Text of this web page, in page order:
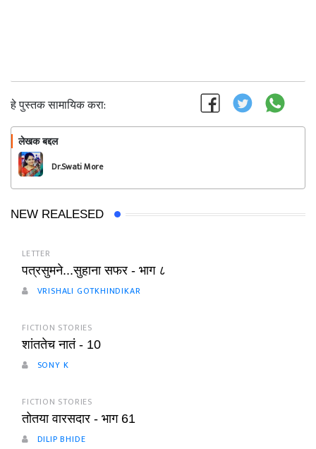
हे पुस्तक सामायिक करा:
लेखक बद्दल
Dr.Swati More
NEW REALESED
LETTER
पत्रसुमने...सुहाना सफर - भाग ८
VRISHALI GOTKHINDIKAR
FICTION STORIES
शांततेच नातं - 10
SONY K
FICTION STORIES
तोतया वारसदार - भाग 61
DILIP BHIDE